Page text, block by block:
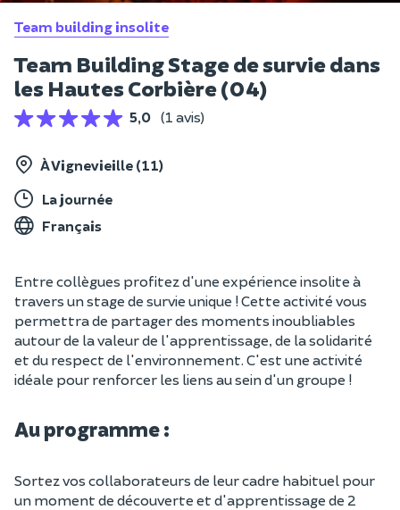
Team building insolite
Team Building Stage de survie dans
les Hautes Corbière (04)
5,0 (1 avis)
À Vignevieille (11)
La journée
Français
Entre collègues profitez d'une expérience insolite à
travers un stage de survie unique ! Cette activité vous
permettra de partager des moments inoubliables
autour de la valeur de l'apprentissage, de la solidarité
et du respect de l'environnement. C'est une activité
idéale pour renforcer les liens au sein d'un groupe !
Au programme :
Sortez vos collaborateurs de leur cadre habituel pour
un moment de découverte et d'apprentissage de 2